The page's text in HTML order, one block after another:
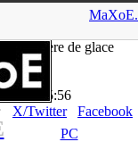
MaXoE.
Sorcière de glace
15:56
X/Twitter
Facebook
PC